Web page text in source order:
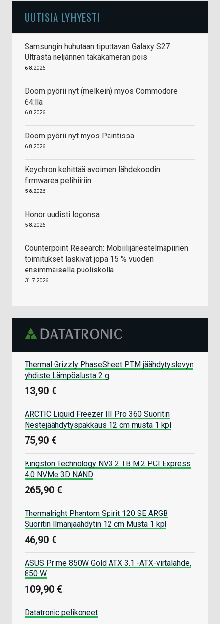
UUTISIA LYHYESTI
Samsungin huhutaan tiputtavan Galaxy S27
Ultrasta neljännen takakameran pois
6.8.2026
Doom pyörii nyt (melkein) myös Commodore
64:llä
6.8.2026
Doom pyörii nyt myös Paintissa
6.8.2026
Keychron kehittää avoimen lähdekoodin
firmwarea pelihiiriin
5.8.2026
Honor uudisti logonsa
5.8.2026
Counterpoint Research: Mobiilijärjestelmäpiirien
toimitukset laskivat jopa 15 % vuoden
ensimmäisellä puoliskolla
31.7.2026
Thermal Grizzly PhaseSheet PTM jäähdytyslevyn
yhdiste Lämpöalusta 2 g
13,90 €
ARCTIC Liquid Freezer III Pro 360 Suoritin
Nestejäähdytyspakkaus 12 cm musta 1 kpl
75,90 €
Kingston Technology NV3 2 TB M.2 PCI Express
4.0 NVMe 3D NAND
265,90 €
Thermalright Phantom Spirit 120 SE ARGB
Suoritin Ilmanjäähdytin 12 cm Musta 1 kpl
46,90 €
ASUS Prime 850W Gold ATX 3.1 -ATX-virtalähde,
850 W
109,90 €
Datatronic pelikoneet